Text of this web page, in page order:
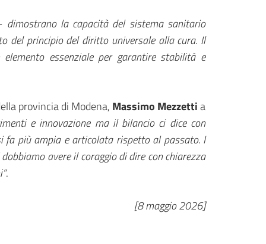
dimostrano la capacità del sistema sanitario
del principio del diritto universale alla cura. Il
essenziale per garantire stabilità e
provincia di Modena, Massimo Mezzettia
e innovazione ma il bilancio ci dice con
più ampia e articolata rispetto al passato. I
avere il coraggio di dire con chiarezza
.
[8 maggio 2026]